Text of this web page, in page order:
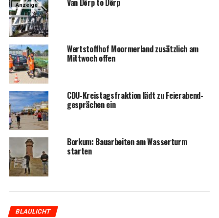
Anzeige
Wert­stoff­hof Moorm­er­land zusätz­lich am
Mitt­woch offen
CDU-Kreis­tags­frak­ti­on lädt zu Fei­er­abend­
ge­sprä­chen ein
Bor­kum: Bau­ar­bei­ten am Was­ser­turm
starten
BLAULICHT